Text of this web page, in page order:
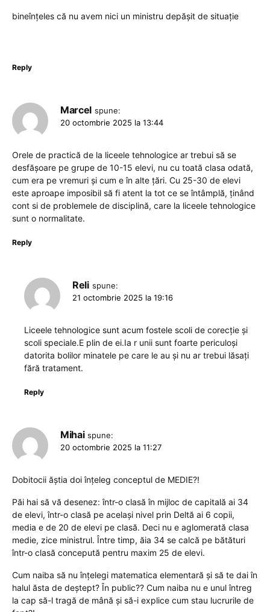
bineînțeles că nu avem nici un ministru depășit de situație
Reply
Marcel spune:
20 octombrie 2025 la 13:44
Orele de practică de la liceele tehnologice ar trebui să se
desfășoare pe grupe de 10-15 elevi, nu cu toată clasa odată,
cum era pe vremuri și cum e în alte țări. Cu 25-30 de elevi
este aproape imposibil să fi atent la tot ce se întâmplă, ținând
cont si de problemele de disciplină, care la liceele tehnologice
sunt o normalitate.
Reply
Reli spune:
21 octombrie 2025 la 19:16
Liceele tehnologice sunt acum fostele scoli de corecție și
scoli speciale.E plin de ei.Ia r unii sunt foarte periculoși
datorita bolilor minatele pe care le au și nu ar trebui lăsați
fără tratament.
Reply
Mihai spune:
20 octombrie 2025 la 11:27
Dobitocii ăștia doi înțeleg conceptul de MEDIE?!
Păi hai să vă desenez: într-o clasă în mijloc de capitală ai 34
de elevi, într-o clasă pe același nivel prin Deltă ai 6 copii,
media e de 20 de elevi pe clasă. Deci nu e aglomerată clasa
medie, zice ministrul. Între timp, ăia 34 se calcă pe bătături
într-o clasă concepută pentru maxim 25 de elevi.
Cum naiba să nu înțelegi matematica elementară și să te dai în
halul ăsta de deștept? În public?? Cum naiba nu e unul întreg
la cap să-l tragă de mână și să-i explice cum stau lucrurile de